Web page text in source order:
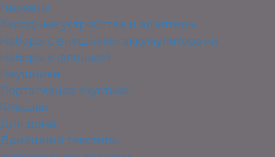
Гаджеты
Зарядные устройства и адаптеры
Наборы с внешними аккумуляторами
Наборы с флешкой
Наушники
Портативная акустика
Флешки
Для дома
Домашний текстиль